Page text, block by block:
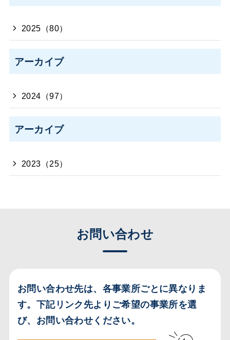
2025（80）
アーカイブ
2024（97）
アーカイブ
2023（25）
お問い合わせ
お問い合わせ先は、各事業所ごとに異なりま
す。 下記リンク先よりご希望の事業所を選
び、お問い合わせください。